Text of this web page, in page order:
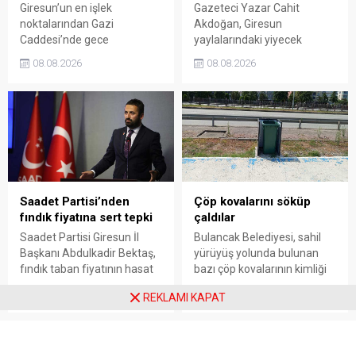
Giresun’un en işlek
noktalarından Gazi
Caddesi’nde gece
kavgada A.E. ayağından
bölgede kısa süreli panik
yaşanırken polis geniş çaplı
soruşturma başlattı.
08.08.2026
Gazeteci Yazar Cahit
Akdoğan, Giresun
yaylalarındaki yiyecek
belirgin biçimde yüksek
Valiliği, Tarım ve Orman İl
Müdürlüğü ile ilgili kurumları
denetime çağırdı. Akdoğan,
yüzde 50’ye ulaşan fiyat
farklarının araştırılması
gerektiğini söyledi.
08.08.2026
Saadet Partisi’nden
fındık fiyatına sert tepki
Saadet Partisi Giresun İl
Başkanı Abdulkadir Bektaş,
fındık taban fiyatının hasat
açıklanmamasına tepki
Çöp kovalarını söküp
çaldılar
Bulancak Belediyesi, sahil
yürüyüş yolunda bulunan
bazı çöp kovalarının kimliği
sökülerek çalındığını açıkladı.
08.08.2026
REKLAMI KAPAT